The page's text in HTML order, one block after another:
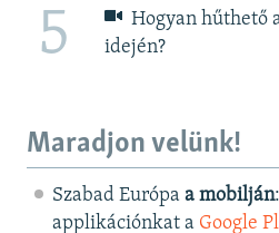
5
Hogyan hűthető
idején?
Maradjon velünk!
Szabad Európa a mobilján
applikációnkat a Google